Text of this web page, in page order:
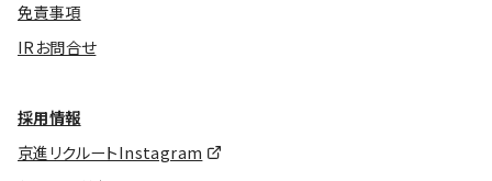
免責事項
IRお問合せ
採用情報
京進リクルートInstagram